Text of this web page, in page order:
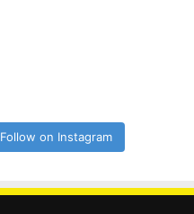
Follow on Instagram